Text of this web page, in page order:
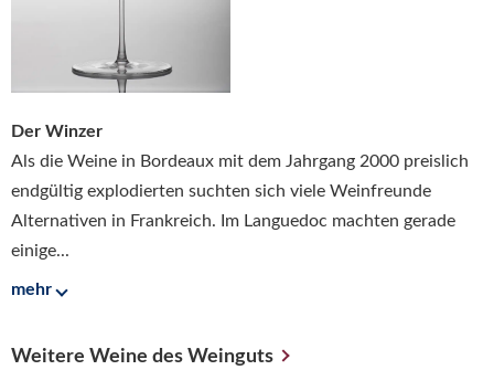
Der Winzer
Als die Weine in Bordeaux mit dem Jahrgang 2000 preislich
endgültig explodierten suchten sich viele Weinfreunde
Alternativen in Frankreich. Im Languedoc machten gerade
einige...
mehr
Weitere Weine des Weinguts